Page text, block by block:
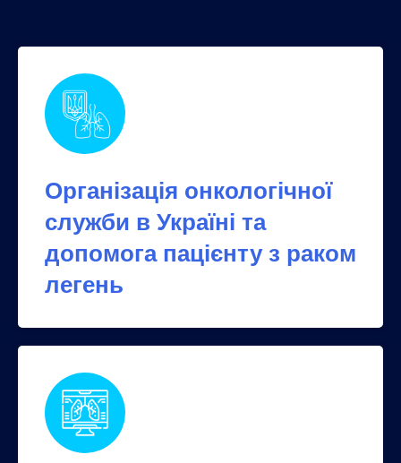
Організація онкологічної
служби в Україні та
допомога пацієнту з раком
легень